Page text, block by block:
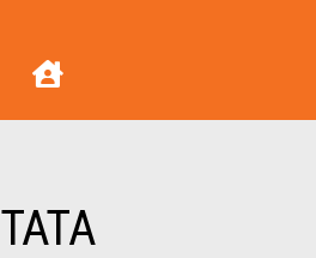
TATA